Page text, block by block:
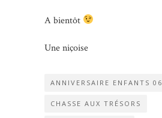
A bientôt
Une niçoise
ANNIVERSAIRE ENFANTS 06
CHASSE AUX TRÉSORS